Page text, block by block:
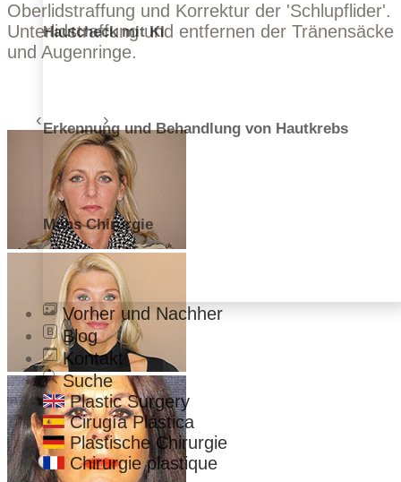
Hautcheck mit KI
Erkennung und Behandlung von Hautkrebs
Mohs Chirurgie
Vorher und Nachher
Blog
Kontakt
Suche
Plastic Surgery
Cirugía Plástica
Plastische Chirurgie
Chirurgie plastique
Oberlidstraffung und Korrektur der 'Schlupflider'.
Unterlidstraffung und entfernen der Tränensäcke
und Augenringe.